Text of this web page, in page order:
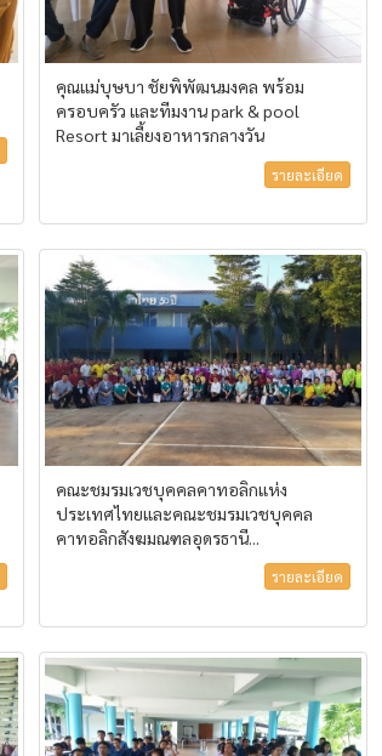
คุณแม่บุษบา ชัยพิพัฒนมงคล พร้อม
ครอบครัว และทีมงาน park & pool
Resort มาเลี้ยงอาหารกลางวัน
รายละเอียด
คณะชมรมเวชบุคคลคาทอลิกแห่ง
ประเทศไทยและคณะชมรมเวชบุคคล
คาทอลิกสังฆมณฑลอุดรธานี...
รายละเอียด